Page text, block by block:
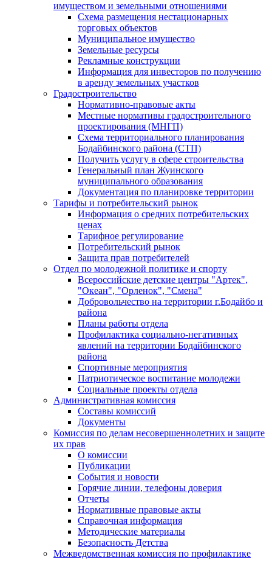
имуществом и земельными отношениями
Схема размещения нестационарных
торговых объектов
Муниципальное имущество
Земельные ресурсы
Рекламные конструкции
Информация для инвесторов по получению
в аренду земельных участков
Градостроительство
Нормативно-правовые акты
Местные нормативы градостроительного
проектирования (МНГП)
Схема территориального планирования
Бодайбинского района (СТП)
Получить услугу в сфере строительства
Генеральный план Жуинского
муниципального образования
Документация по планировке территории
Тарифы и потребительский рынок
Информация о средних потребительских
ценах
Тарифное регулирование
Потребительский рынок
Защита прав потребителей
Отдел по молодежной политике и спорту
Всероссийские детские центры "Артек",
"Океан", "Орленок", "Смена"
Добровольчество на территории г.Бодайбо и
района
Планы работы отдела
Профилактика социально-негативных
явлений на территории Бодайбинского
района
Спортивные мероприятия
Патриотическое воспитание молодежи
Социальные проекты отдела
Административная комиссия
Составы комиссий
Документы
Комиссия по делам несовершеннолетних и защите
их прав
О комиссии
Публикации
События и новости
Горячие линии, телефоны доверия
Отчеты
Нормативные правовые акты
Справочная информация
Методические материалы
Безопасность Детства
Межведомственная комиссия по профилактике